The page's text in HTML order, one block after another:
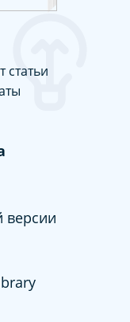
статьи
версии